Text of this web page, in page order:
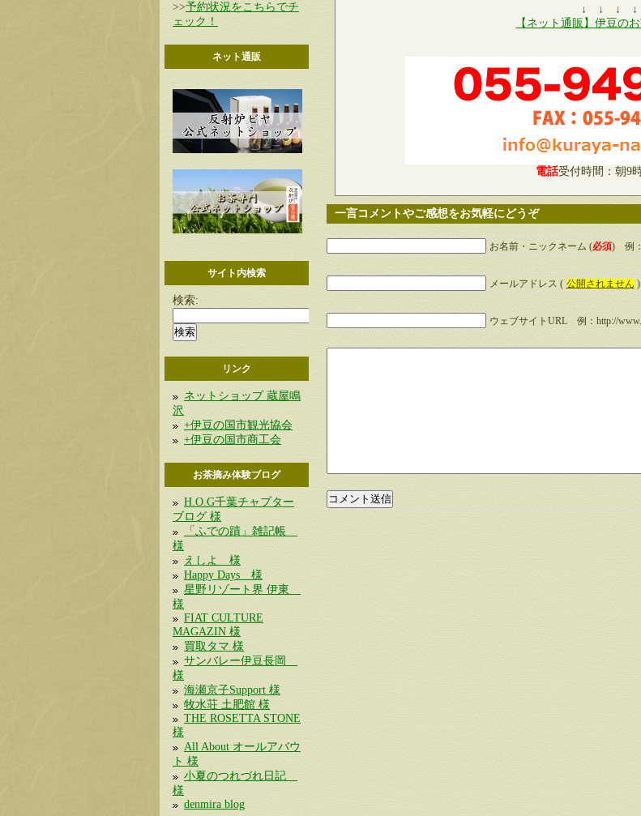
>>予約状況をこちらでチ
ェック！
ネット通販
サイト内検索
検索:
リンク
ネットショップ 蔵屋鳴
沢
+伊豆の国市観光協会
+伊豆の国市商工会
お茶摘み体験ブログ
H.O.G千葉チャプター
ブログ 様
「ふでの蹟」雑記帳
様
えしよ 様
Happy Days 様
星野リゾート界 伊東
様
FIAT CULTURE
MAGAZIN 様
買取タマ 様
サンバレー伊豆長岡
様
海瀬京子Support 様
牧水荘 土肥館 様
THE ROSETTA STONE
様
All About オールアバウ
ト 様
小夏のつれづれ日記
様
denmira blog
↓ ↓ ↓ ↓
【ネット通販】伊豆の
電話受付時間：朝9
一言コメントやご感想をお気軽にどうぞ
お名前・ニックネーム (必須) 例
メールアドレス ( 公開されません
ウェブサイトURL 例：http://